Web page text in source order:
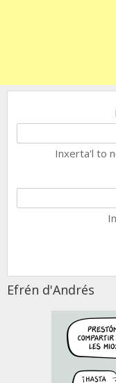
Inxerta'l to
Efrén d'Andrés